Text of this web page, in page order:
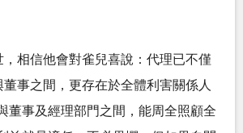
相信他會對雀兒喜說：代理已不僅
事之間，更存在於全體利害關係人
董事及經理部門之間，能周全照顧全